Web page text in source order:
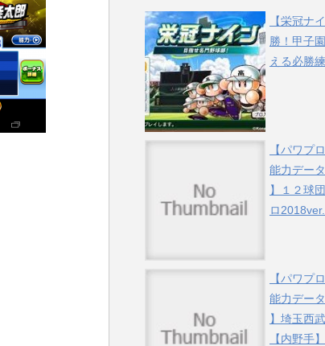
【栄冠ナ
勝！甲子
える必勝
【パワプ
能力デー
】１２球
ロ
【パワプ
能力デー
】埼玉西
【内野手